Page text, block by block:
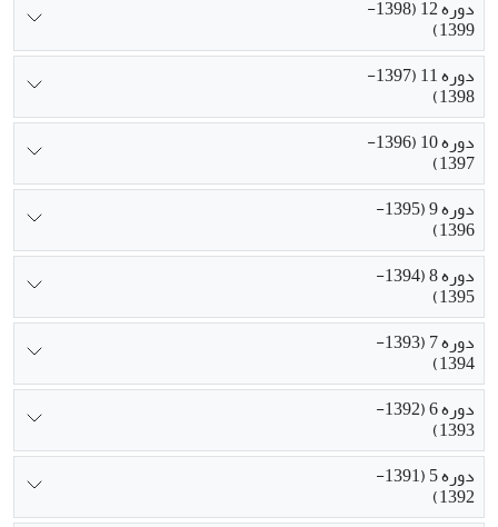
دوره 12 (1398-
1399)
دوره 11 (1397-
1398)
دوره 10 (1396-
1397)
دوره 9 (1395-
1396)
دوره 8 (1394-
1395)
دوره 7 (1393-
1394)
دوره 6 (1392-
1393)
دوره 5 (1391-
1392)